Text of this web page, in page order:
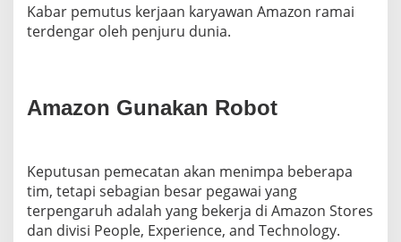
Kabar pemutus kerjaan karyawan Amazon ramai
terdengar oleh penjuru dunia.
Amazon Gunakan Robot
Keputusan pemecatan akan menimpa beberapa
tim, tetapi sebagian besar pegawai yang
terpengaruh adalah yang bekerja di Amazon Stores
dan divisi People, Experience, and Technology.